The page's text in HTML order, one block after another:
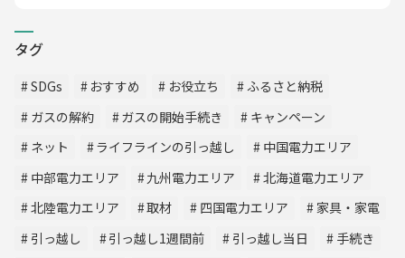
タグ
SDGs おすすめ お役立ち
ふるさと納税
ガスの解約
ガスの開始手続き
キャンペーン
ネット
ライフラインの引っ越し
中国電力エリア
中部電力エリア
九州電力エリア
北海道電力エリア
北陸電力エリア
取材 四国電力エリア
家具・家電
引っ越し
引っ越し1週間前 引っ越し当日
手続き